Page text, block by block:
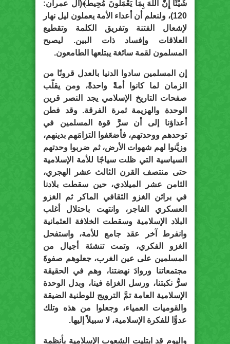
شَيْئًا إِنَّ اللَّهَ بِمَا يَعْمَلُونَ مُحِيطٌ﴾(آل عمران:
120)، ولنعلم أن أعداء الأمة يعملون ليل نهار
لإشعال الفتنة وتفريق الكلمة وتقطيع
العلاقات وإفساد ذات البين. ليصبح
المسلمون لقمة سائغة يبتلعها الطامعون.
إن المسلمين سادوا الدنيا بالعدل قرونًا من
الزمان لما كانوا أمةً واحدةً، ومن يقلّب
صفحات التاريخ الإسلامي يجد النصر قرين
الوحدة والهزيمة ثمرة الفرقة. وقد فطن
أعداؤنا إلى أن سرَّ قوة المسلمين في
توحدهم ووحدتهم، فأضعَفوا التزامَهم بدينهم،
وزيَّنوا لهم شهوات الأرض، ثم ضربوا وحدتهم
السياسية التي ظلت سياجًا للأمة الإسلامية
حتى منتصف القرن الثالث عشر الهجري،
الثامن عشر الميلادي، حين سقطت بلادنا
في براثن الغزو الثقافي الماكر ثم الغزو
العسكري الفاجر، وانتهت باحتلال أغلب
البلاد الإسلامية وسقطت الخلافة العثمانية
وانفرط آخر عقد جامع للأمة، واستفحل
الغزو الفكري، وتمت تنشئة أجيال من
المسلمين على عين الغرب، جعلوهم صفوةَ
مجتمعاتنا وروادَ نهضتنا، وهم في الحقيقة
سرُّ نكبتنا، ورسل الغزاة فينا، وبدل الوحدة
الإسلامية العامة تمَّ الترويج للوطنية الضيقة
والقوميات العمياء، وجعلوا من هذه وتلك
عدوًّا للفكرة الإسلامية، لا سبيلاً إليها.
واليوم قد ابتليت الشعوب الإسلامية بأنظمة